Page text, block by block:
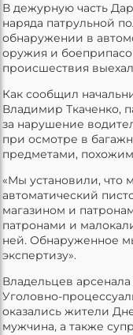
В дежурную часть
наряда патрульной
обнаружении в
оружия и
происшествия
Как сообщил
Владимир Ткаченко,
за нарушение
при осмотре в
предметами,
«Мы установили, что
автоматический
магазином и
патронами и
ней. Обнаруженное
экспертизу».
Владельцев
Уголовно-
оказались жители
мужчина, а также